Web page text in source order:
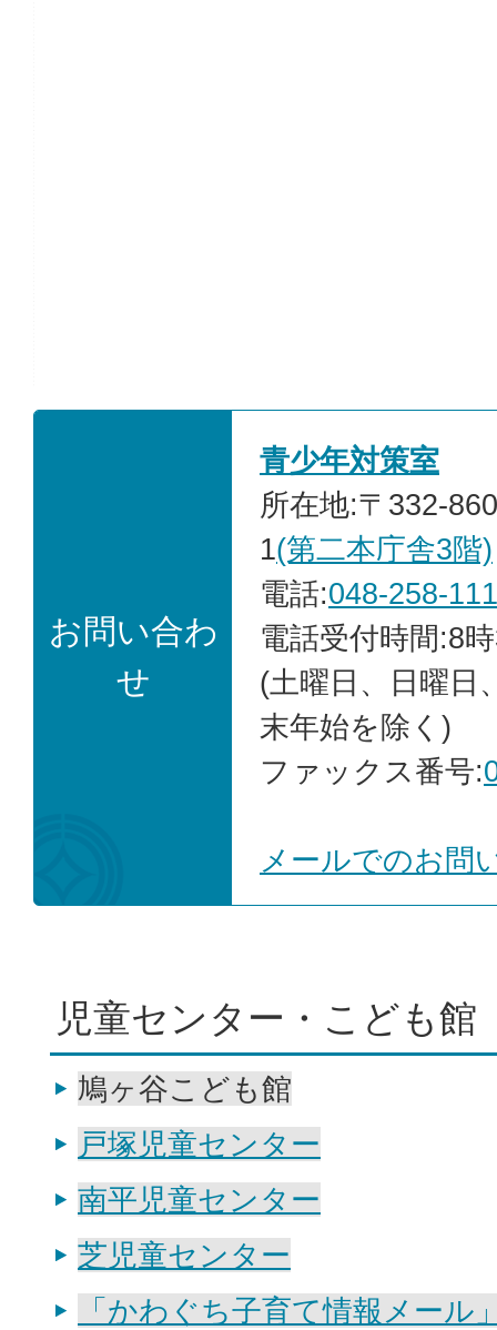
お問い合わ
せ
青少年対策室
所在地:〒332-
1(第二本庁舎3階)
電話:048-258-
電話受付時間:8
(土曜日、日曜日
末年始を除く)
ファックス番号:
メールでのお問
児童センター・こども館
鳩ヶ谷こども館
戸塚児童センター
南平児童センター
芝児童センター
「かわぐち子育て情報メール